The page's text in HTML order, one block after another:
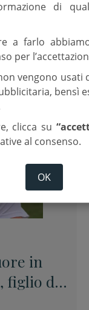
in
figlio del
di
a farlo
per
vengono usati
bensì
clicca su
al consenso.
OK